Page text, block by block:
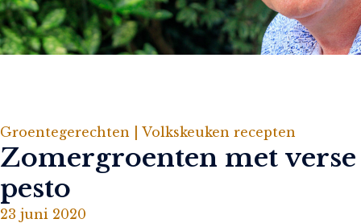
Groentegerechten | Volkskeuken recepten
Zomergroenten met verse
pesto
23 juni 2020